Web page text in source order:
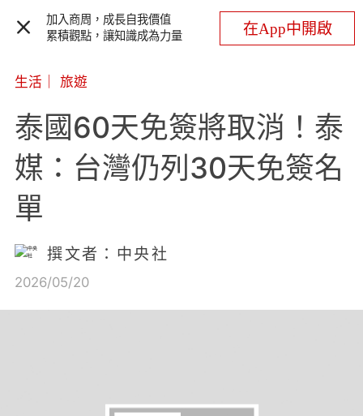
加入商周，成長自我價值
累積觀點，讓知識成為力量
在App中開啟
生活 旅遊
泰國60天免簽將取消！泰
媒：台灣仍列30天免簽名
單
撰文者：中央社
2026/05/20